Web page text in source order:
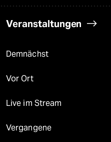
Veranstaltungen
Demnächst
Vor Ort
Live im Stream
Vergangene